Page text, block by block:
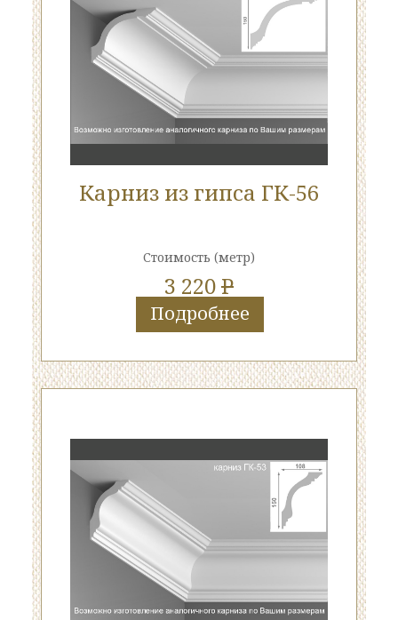
Карниз из гипса ГК-56
Стоимость (метр)
3 220P
Подробнее